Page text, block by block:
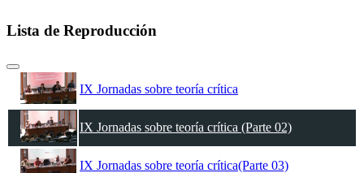
Lista de Reproducción
IX Jornadas sobre teoría crítica
IX Jornadas sobre teoría crítica (Parte 02)
IX Jornadas sobre teoría crítica(Parte 03)